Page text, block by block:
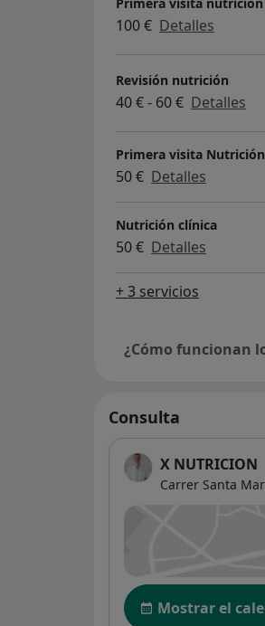
Primera visita nutrición
100 € Detalles
Revisión nutrición
40 € - 60 € Detalles
Primera visita
50 € Detalles
Nutrición clínica
50 € Detalles
+ 3 servicios
¿Cómo funcionan
Consulta
X NUTRICION
Carrer Santa
Disponibilidad
Mostrar el